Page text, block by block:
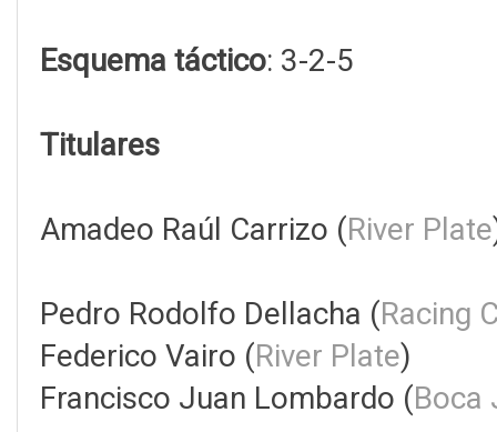
Esquema táctico: 3-2-5
Titulares
Amadeo Raúl Carrizo (River Plate
Pedro Rodolfo Dellacha (Racing
Federico Vairo (River Plate)
Francisco Juan Lombardo (Boca